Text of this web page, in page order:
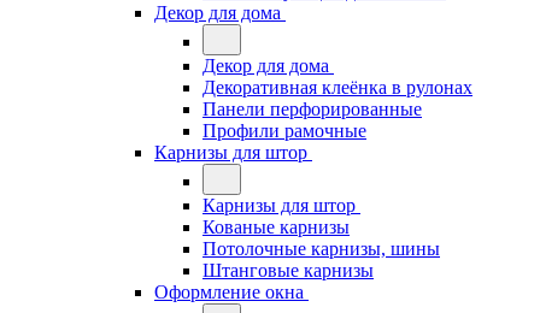
Декор для дома
Декор для дома
Декоративная клеёнка в рулонах
Панели перфорированные
Профили рамочные
Карнизы для штор
Карнизы для штор
Кованые карнизы
Потолочные карнизы, шины
Штанговые карнизы
Оформление окна